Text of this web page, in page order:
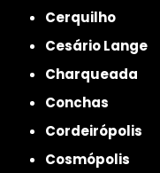
Cerquilho
Cesário Lange
Charqueada
Conchas
Cordeirópolis
Cosmópolis